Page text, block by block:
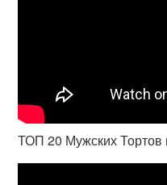
ТОП 20 Мужских